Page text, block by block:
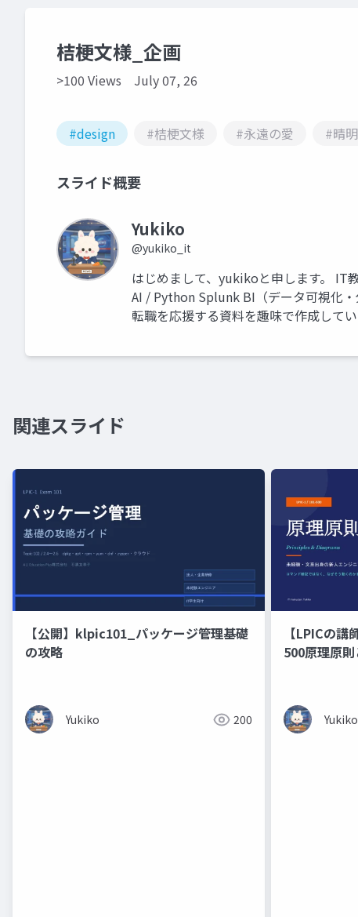
桔梗文様_企画
>100 Views July 07, 26
#design #桔梗文様 #永遠の愛 #晴
スライド概要
Yukiko
@yukiko_it
はじめまして、yukikoと申します。 IT
AI / Python Splunk BI（データ可視化
転職を応援する資料を趣味で作成して
関連スライド
【公開】klpic101_パッケージ管理基礎
の攻略
Yukiko 200
【LPICの
500原理原
くのかを図
Yukiko